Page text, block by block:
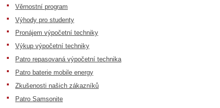
Věrnostní program
Výhody pro studenty
Pronájem výpočetní techniky
Výkup výpočetní techniky
Patro repasovaná výpočetní technika
Patro baterie mobile energy
Zkušenosti našich zákazníků
Patro Samsonite